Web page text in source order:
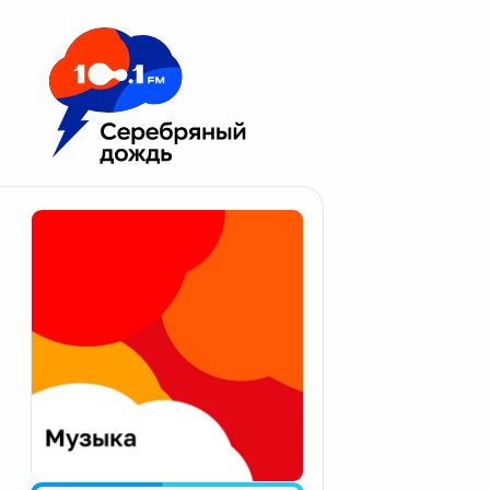
Москва 100.1 FM
Апатиты
Екатеринбург
Калининград
Калуга